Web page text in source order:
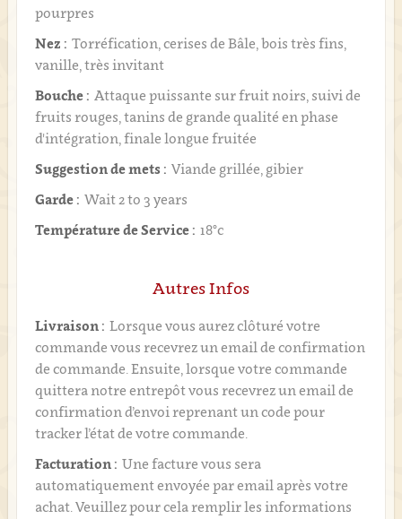
pourpres
Nez : Torréfication, cerises de Bâle, bois très fins,
vanille, très invitant
Bouche : Attaque puissante sur fruit noirs, suivi de
fruits rouges, tanins de grande qualité en phase
d'intégration, finale longue fruitée
Suggestion de mets : Viande grillée, gibier
Garde : Wait 2 to 3 years
Température de Service : 18°c
Autres Infos
Livraison : Lorsque vous aurez clôturé votre
commande vous recevrez un email de confirmation
de commande. Ensuite, lorsque votre commande
quittera notre entrepôt vous recevrez un email de
confirmation d’envoi reprenant un code pour
tracker l’état de votre commande.
Facturation : Une facture vous sera
automatiquement envoyée par email après votre
achat. Veuillez pour cela remplir les informations